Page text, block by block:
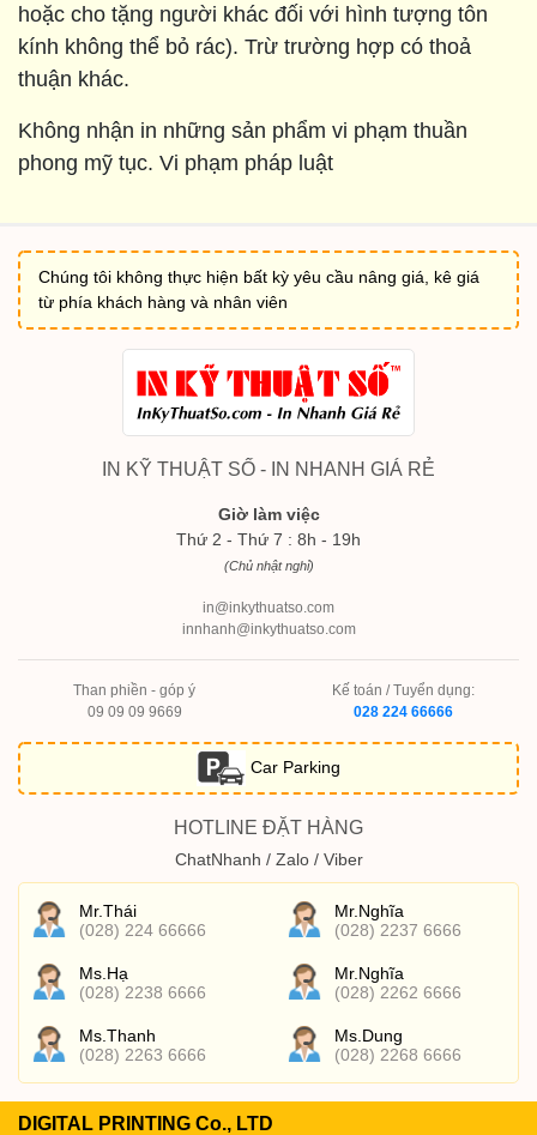
hoặc cho tặng người khác đối với hình tượng tôn
kính không thể bỏ rác). Trừ trường hợp có thoả
thuận khác.
Không nhận in những sản phẩm vi phạm thuần
phong mỹ tục. Vi phạm pháp luật
Chúng tôi không thực hiện bất kỳ yêu cầu nâng giá, kê giá
từ phía khách hàng và nhân viên
IN KỸ THUẬT SỐ - IN NHANH GIÁ RẺ
Giờ làm việc
Thứ 2 - Thứ 7 : 8h - 19h
(Chủ nhật nghỉ)
in@inkythuatso.com
innhanh@inkythuatso.com
Than phiền - góp ý
09 09 09 9669
Kế toán / Tuyển dụng:
028 224 66666
Car Parking
HOTLINE ĐẶT HÀNG
ChatNhanh / Zalo / Viber
Mr.Thái
(028) 224 66666
Mr.Nghĩa
(028) 2237 6666
Ms.Hạ
(028) 2238 6666
Mr.Nghĩa
(028) 2262 6666
Ms.Thanh
(028) 2263 6666
Ms.Dung
(028) 2268 6666
DIGITAL PRINTING Co., LTD